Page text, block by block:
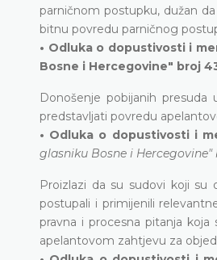
parničnom postupku, dužan
bitnu povredu parničnog
• Odluka o dopustivosti i
Bosne i Hercegovine" broj
Donošenje pobijanih
predstavljati povredu
• Odluka o dopustivosti i
glasniku Bosne i
Proizlazi da su sudovi koji su
postupali i primijenili
pravna i procesna pitanja
apelantovom zahtjevu za